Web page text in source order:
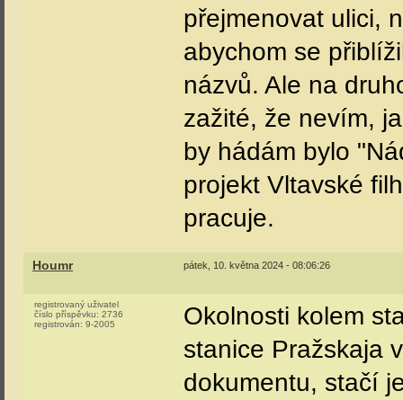
přejmenovat ulici,
abychom se
názvů. Ale na
zažité, že nevím,
by hádám bylo
projekt Vltavské
pracuje.
Houmr pátek, 10. května 2024 - 08:06:26
registrovaný uživatel
číslo příspěvku: 2736
registrován: 9-2005
Okolnosti kolem
stanice Pražskaja
dokumentu, stačí